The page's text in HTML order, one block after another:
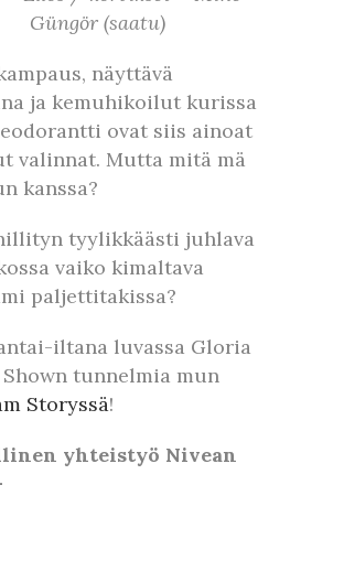
Güngör (saatu)
näyttävä
ja kemuhikoilut kurissa
ovat siis ainoat
valinnat. Mutta mitä mä
kanssa?
tyylikkäästi juhlava
vaiko kimaltava
paljettitakissa?
iltana luvassa Gloria
Shown tunnelmia mun
Storyssä!
yhteistyö Nivean